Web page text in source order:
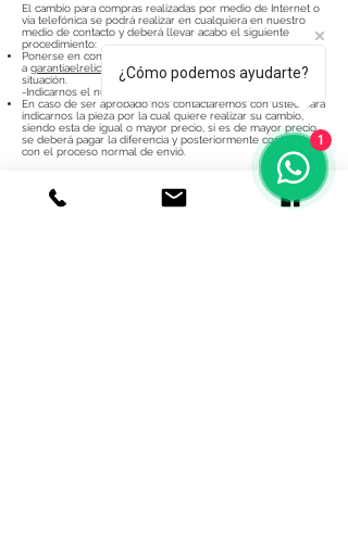
El cambio para compras realizadas por medio de Internet o
vía telefónica se podrá realizar en cualquiera en nuestro
medio de contacto y deberá llevar acabo el siguiente
procedimiento:
Ponerse en contacto
a garantiaelrelicariodeplata@hotmail.com para informar la
situación.
-Indicarnos el numero de pedido y el articulo defectuoso.
En caso de ser aprobado nos contactaremos con usted para
indicarnos la pieza por la cual quiere realizar su cambio,
siendo esta de igual o mayor precio, si es de mayor precio
se deberá pagar la diferencia y posteriormente continuar
con el proceso normal de envió.
DEVOLUCIONES
No se aceptan devoluciones, solo puede hacer cambio de
producto o pagar diferencia si desea alguno de mayor
¿Cómo podemos ayudarte?
1